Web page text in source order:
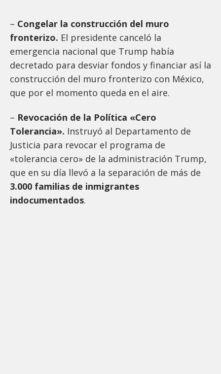
– Congelar la construcción del muro
fronterizo. El presidente canceló la
emergencia nacional que Trump había
decretado para desviar fondos y financiar así la
construcción del muro fronterizo con México,
que por el momento queda en el aire.
– Revocación de la Política «Cero
Tolerancia». Instruyó al Departamento de
Justicia para revocar el programa de
«tolerancia cero» de la administración Trump,
que en su día llevó a la separación de más de
3.000 familias de inmigrantes
indocumentados.